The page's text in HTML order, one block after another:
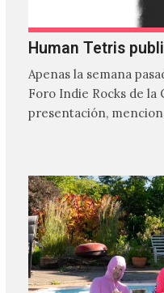
Human Tetris
Apenas la semana
Foro Indie Rocks de la
presentación,